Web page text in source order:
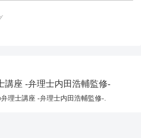
講座 -弁理士内田浩輔監修-
理士講座 -弁理士内田浩輔監修-.